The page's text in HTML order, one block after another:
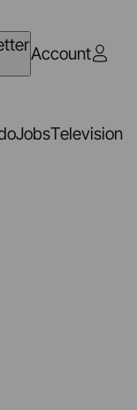
Account
JobsTelevision